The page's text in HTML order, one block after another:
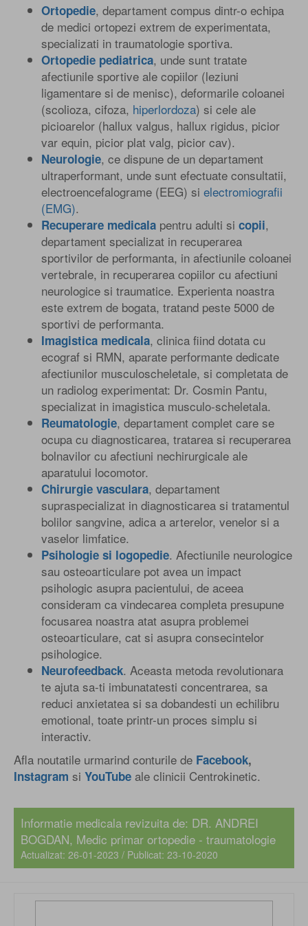
Ortopedie, departament compus dintr-o echipa
de medici ortopezi extrem de experimentata,
specializati in traumatologie sportiva.
Ortopedie pediatrica, unde sunt tratate
afectiunile sportive ale copiilor (leziuni
ligamentare si de menisc), deformarile coloanei
(scolioza, cifoza, hiperlordoza) si cele ale
picioarelor (hallux valgus, hallux rigidus, picior
var equin, picior plat valg, picior cav).
Neurologie, ce dispune de un departament
ultraperformant, unde sunt efectuate consultatii,
electroencefalograme (EEG) si electromiografii
(EMG).
Recuperare medicala pentru adulti si copii,
departament specializat in recuperarea
sportivilor de performanta, in afectiunile coloanei
vertebrale, in recuperarea copiilor cu afectiuni
neurologice si traumatice. Experienta noastra
este extrem de bogata, tratand peste 5000 de
sportivi de performanta.
Imagistica medicala, clinica fiind dotata cu
ecograf si RMN, aparate performante dedicate
afectiunilor musculoscheletale, si completata de
un radiolog experimentat: Dr. Cosmin Pantu,
specializat in imagistica musculo-scheletala.
Reumatologie, departament complet care se
ocupa cu diagnosticarea, tratarea si recuperarea
bolnavilor cu afectiuni nechirurgicale ale
aparatului locomotor.
Chirurgie vasculara, departament
supraspecializat in diagnosticarea si tratamentul
bolilor sangvine, adica a arterelor, venelor si a
vaselor limfatice.
Psihologie si logopedie. Afectiunile neurologice
sau osteoarticulare pot avea un impact
psihologic asupra pacientului, de aceea
consideram ca vindecarea completa presupune
focusarea noastra atat asupra problemei
osteoarticulare, cat si asupra consecintelor
psihologice.
Neurofeedback. Aceasta metoda revolutionara
te ajuta sa-ti imbunatatesti concentrarea, sa
reduci anxietatea si sa dobandesti un echilibru
emotional, toate printr-un proces simplu si
interactiv.
Afla noutatile urmarind conturile de Facebook,
Instagram si YouTube ale clinicii Centrokinetic.
Informatie medicala revizuita de: DR. ANDREI
BOGDAN, Medic primar ortopedie - traumatologie
Actualizat: 26-01-2023 / Publicat: 23-10-2020